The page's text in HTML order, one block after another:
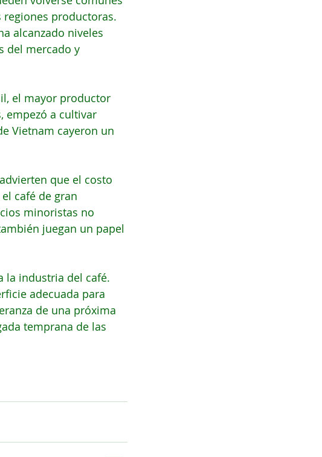
productoras.
alcanzado niveles
del mercado y
el mayor productor
empezó a cultivar
Vietnam cayeron un
que el costo
café de gran
minoristas no
juegan un papel
la industria del café.
adecuada para
de una próxima
temprana de las